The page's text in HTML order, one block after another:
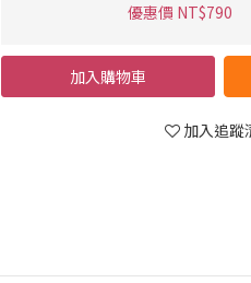
優惠價 NT$790
加入購物車
加入追蹤